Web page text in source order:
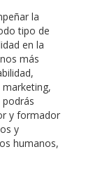
la
tipo de
en la
más
y formador
y
humanos,